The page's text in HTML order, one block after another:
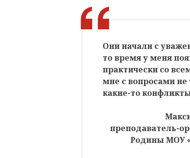
Они начали с
то время у меня
практически со
мне с вопросами не
какие-то
преподаватель-
Родины МОУ